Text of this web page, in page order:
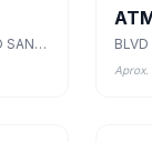
BLVD. MIGUEL HIDALGO 1101, FRACCIONAMIENTO SANTA ANA, Tulancingo de Bravo, Hidalgo
Aprox.